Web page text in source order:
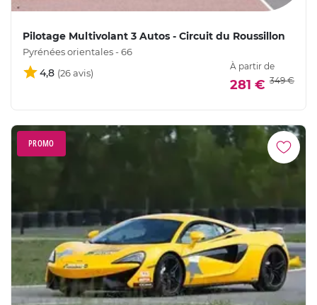
Pilotage Multivolant 3 Autos - Circuit du Roussillon
Pyrénées orientales - 66
4,8
À partir de
281 € 349 €
PROMO